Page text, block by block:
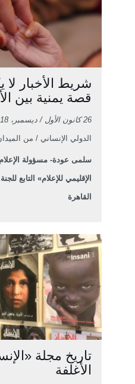
قصة يمنية بين
26 كانون الأول / ديسمبر، 2018
الدولي الإنساني / من
سلمى عودة- مسؤولة
الإقليمي للإعلام» التابع
القاهرة
تاريخ مجلة
الأغلفة